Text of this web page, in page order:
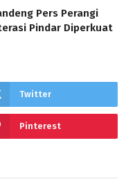
Pers Perangi
Pindar Diperkuat
Twitter
Pinterest